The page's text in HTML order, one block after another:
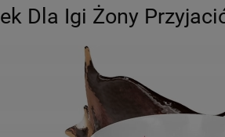
Dla Igi Żony